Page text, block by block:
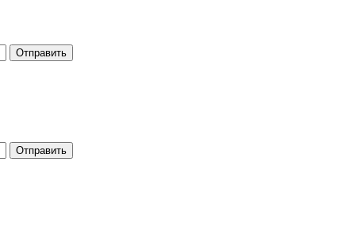
Отправить
Отправить